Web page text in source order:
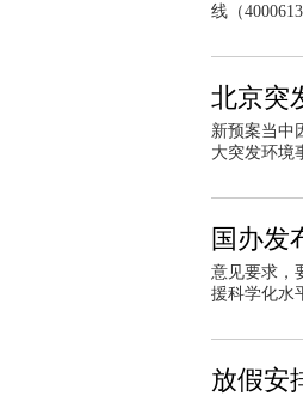
线（
北京突
新预案当中
大突发环境
国办发
意见要求，
援科学化水
放假安